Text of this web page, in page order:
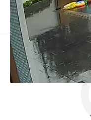
Flooxer Now » Viral